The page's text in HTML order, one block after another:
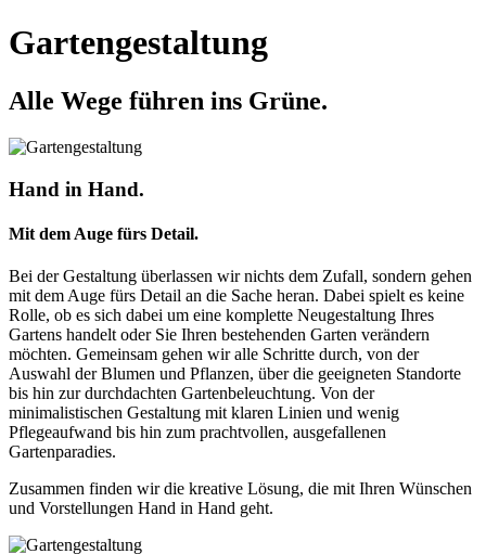
Gartengestaltung
Alle Wege führen ins Grüne.
Hand in Hand.
Mit dem Auge fürs Detail.
Bei der Gestaltung überlassen wir nichts dem Zufall, sondern gehen
mit dem Auge fürs Detail an die Sache heran. Dabei spielt es keine
Rolle, ob es sich dabei um eine komplette Neugestaltung Ihres
Gartens handelt oder Sie Ihren bestehenden Garten verändern
möchten. Gemeinsam gehen wir alle Schritte durch, von der
Auswahl der Blumen und Pflanzen, über die geeigneten Standorte
bis hin zur durchdachten Gartenbeleuchtung. Von der
minimalistischen Gestaltung mit klaren Linien und wenig
Pflegeaufwand bis hin zum prachtvollen, ausgefallenen
Gartenparadies.
Zusammen finden wir die kreative Lösung, die mit Ihren Wünschen
und Vorstellungen Hand in Hand geht.